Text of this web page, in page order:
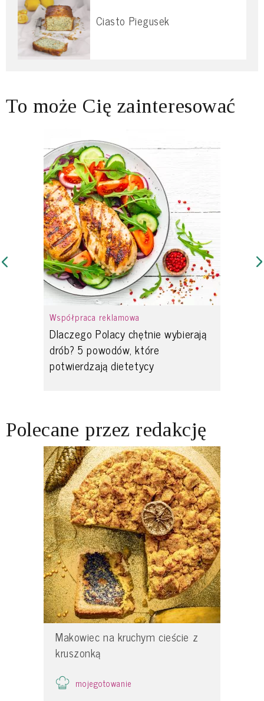
Ciasto Piegusek
To może Cię zainteresować
Współpraca reklamowa
Dlaczego Polacy chętnie wybierają
drób? 5 powodów, które
potwierdzają dietetycy
Polecane przez redakcję
Makowiec na kruchym cieście z
kruszonką
mojegotowanie